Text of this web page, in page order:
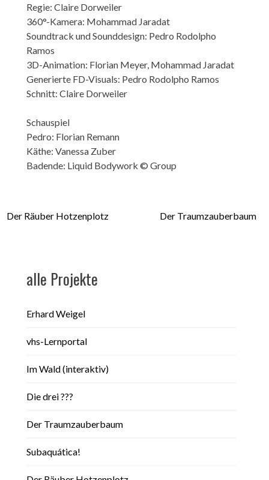
Regie: Claire Dorweiler
360°-Kamera: Mohammad Jaradat
Soundtrack und Sounddesign: Pedro Rodolpho
Ramos
3D-Animation: Florian Meyer, Mohammad Jaradat
Generierte FD-Visuals: Pedro Rodolpho Ramos
Schnitt: Claire Dorweiler
Schauspiel
Pedro: Florian Remann
Käthe: Vanessa Zuber
Badende: Liquid Bodywork © Group
Beitragsnavigation
Der Räuber Hotzenplotz Der Traumzauberbaum
alle Projekte
Erhard Weigel
vhs-Lernportal
Im Wald (interaktiv)
Die drei ???
Der Traumzauberbaum
Subaquática!